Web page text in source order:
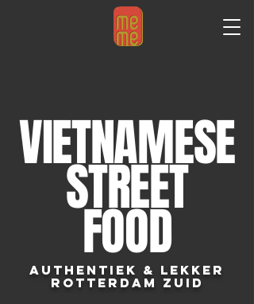
AUTHENTiek & lekker
Rotterdam Zuid
VIETNAMESE
STREET
FOOD